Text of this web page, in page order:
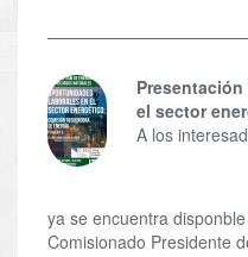
el sector
A los
ya se encuentra
Comisionado Presidente